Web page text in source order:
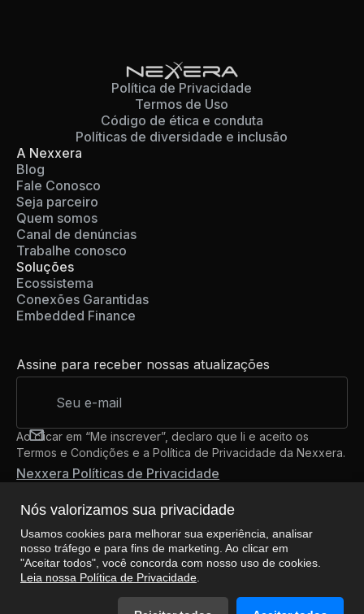
Nos siga
A Nexxera
Blog
Fale Conosco
Seja parceiro
Quem somos
Canal de denúncias
Trabalhe conosco
Soluções
Ecossistema
Conexões Garantidas
Embedded Finance
Assine para receber nossas atualizações
Ao clicar em “Me inscrever”, declaro que li e aceito os
Termos e Condições e a Política de Privacidade da Nexxera.
Nexxera Políticas de Privacidade
Política de Privacidade
Termos de Uso
Código de ética e conduta
Políticas de diversidade e inclusão
Nós valorizamos sua privacidade
Usamos cookies para melhorar sua experiência, analisar
nosso tráfego e para fins de marketing. Ao clicar em
"Aceitar todos", você concorda com nosso uso de cookies.
Leia nossa Política de Privacidade